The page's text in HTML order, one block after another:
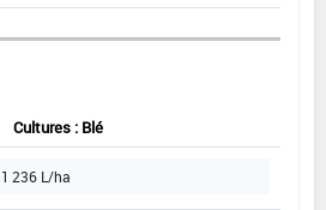
Cultures : Blé
1 236 L/ha